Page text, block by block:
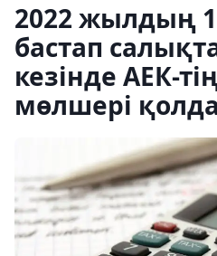
2022 жылдың 1
бастап
кезінде АЕК-
мөлшері